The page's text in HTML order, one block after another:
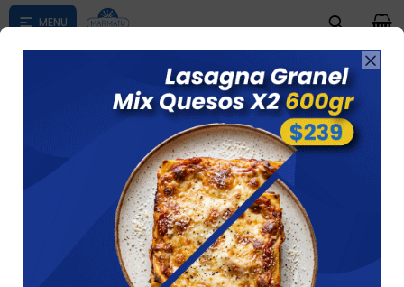

según su zona
0

CONDICIONES DE COMPRA(COMO
COMPRAR)
1. Días y Horarios para las Entregas:
Para conocer la información específica de los días y
horarios de entrega en tu zona, por favor, chequea la
información detallada en el siguiente enlace:Zonas de
entrega — Marmatu (congeladosmarmatu.com.uy)